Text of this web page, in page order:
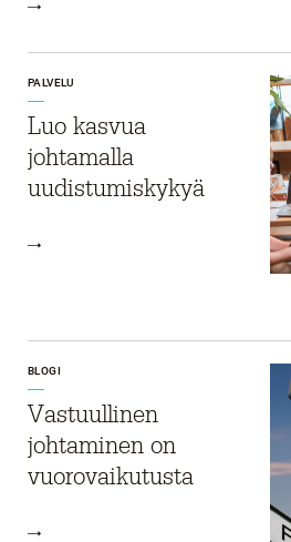
PALVELU
Luo kasvua
johtamalla
uudistumiskykyä
BLOGI
Vastuullinen
johtaminen on
vuorovaikutusta